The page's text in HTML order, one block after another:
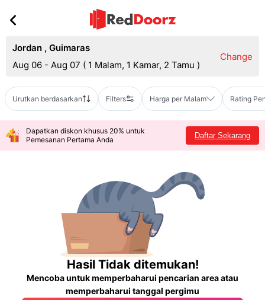
Jordan , Guimaras
Aug 06 - Aug 07 ( 1 Malam, 1 Kamar, 2 Tamu )
Change
Urutkan berdasarkan Filters Harga per Malam Rating
Dapatkan diskon khusus 20% untuk
Pemesanan Pertama Anda
Daftar Sekarang
Hasil Tidak ditemukan!
Mencoba untuk memperbaharui pencarian area atau
memperbaharui tanggal pergimu